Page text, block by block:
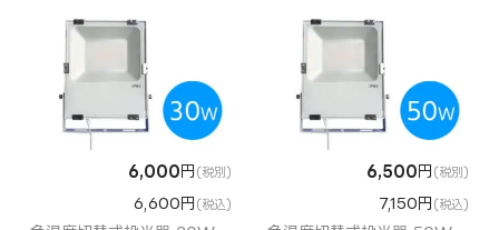
6,000円 (税別)
6,600円 (税込)
6,500円 (税別)
7,150円 (税込)